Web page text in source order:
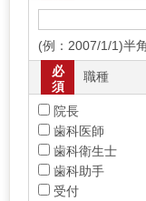
(例：2007/1/1)半
職種
必
須
院長
歯科医師
歯科衛生士
歯科助手
受付